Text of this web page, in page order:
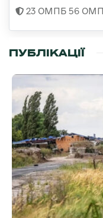
23 ОМПБ 56
ПУБЛІКАЦІЇ